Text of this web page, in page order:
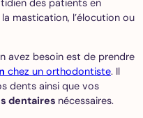
des patients en
mastication, l’élocution ou
avez besoin est de prendre
chez un orthodontiste. Il
dents ainsi que vos
dentaires nécessaires.